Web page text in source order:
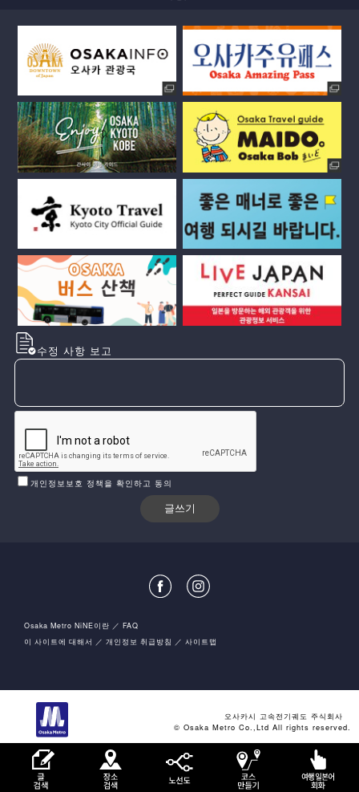
수정 사항 보고
개인정보보호 정책을 확인하고 동의
Osaka Metro NiNE이란
FAQ
이 사이트에 대해서
개인정보 취급방침 사이트맵
오사카시 고속전기궤도 주식회사
© Osaka Metro Co.,Ltd All rights reserved.